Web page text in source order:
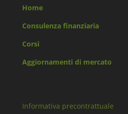
Home
Consulenza finanziaria
Corsi
Aggiornamenti di mercato
Informativa precontrattuale